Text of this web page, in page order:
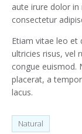
aute irure dolor
consectetur
Etiam vitae leo et
ultricies risus, vel
congue euismod.
placerat, a
lacus.
Natural